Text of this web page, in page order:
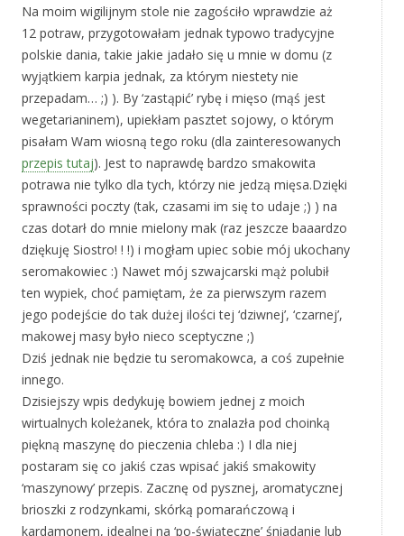
Na moim wigilijnym stole nie zagościło wprawdzie aż
12 potraw, przygotowałam jednak typowo tradycyjne
polskie dania, takie jakie jadało się u mnie w domu (z
wyjątkiem karpia jednak, za którym niestety nie
przepadam… ;) ). By ‘zastąpić’ rybę i mięso (mąś jest
wegetarianinem), upiekłam pasztet sojowy, o którym
pisałam Wam wiosną tego roku (dla zainteresowanych
przepis tutaj). Jest to naprawdę bardzo smakowita
potrawa nie tylko dla tych, którzy nie jedzą mięsa.Dzięki
sprawności poczty (tak, czasami im się to udaje ;) ) na
czas dotarł do mnie mielony mak (raz jeszcze baaardzo
dziękuję Siostro! ! !) i mogłam upiec sobie mój ukochany
seromakowiec :) Nawet mój szwajcarski mąż polubił
ten wypiek, choć pamiętam, że za pierwszym razem
jego podejście do tak dużej ilości tej ‘dziwnej’, ‘czarnej’,
makowej masy było nieco sceptyczne ;)
Dziś jednak nie będzie tu seromakowca, a coś zupełnie
innego.
Dzisiejszy wpis dedykuję bowiem jednej z moich
wirtualnych koleżanek, która to znalazła pod choinką
piękną maszynę do pieczenia chleba :) I dla niej
postaram się co jakiś czas wpisać jakiś smakowity
‘maszynowy’ przepis. Zacznę od pysznej, aromatycznej
brioszki z rodzynkami, skórką pomarańczową i
kardamonem, idealnej na ‘po-świąteczne’ śniadanie lub